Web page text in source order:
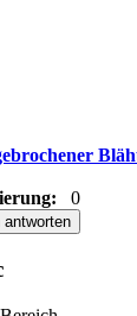
0